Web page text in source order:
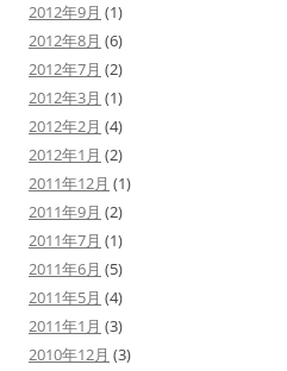
2012年9月 (1)
2012年8月 (6)
2012年7月 (2)
2012年3月 (1)
2012年2月 (4)
2012年1月 (2)
2011年12月 (1)
2011年9月 (2)
2011年7月 (1)
2011年6月 (5)
2011年5月 (4)
2011年1月 (3)
2010年12月 (3)